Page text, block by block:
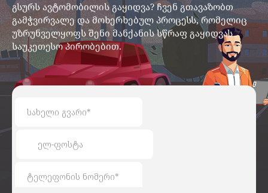
გსურს ავტომობილის გაყიდვა? ჩვენ გთავაზობთ
გამჭვირვალე და მოხერხებულ პროცესს, რომელიც
უზრუნველყოფს შენი მანქანის სწრაფ გაყიდვას
საუკეთესო პირობებით.